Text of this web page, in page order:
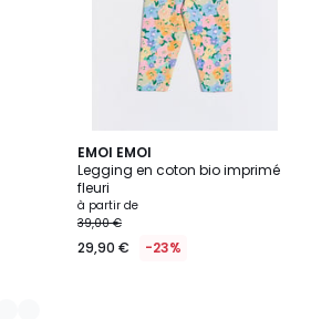
EMOI EMOI
Legging en coton bio imprimé
fleuri
à partir de
39,00 €
29,90 € -23%